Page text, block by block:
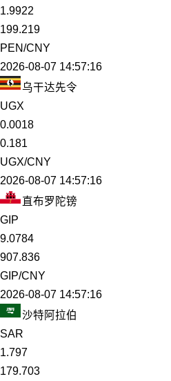
1.9922
199.219
PEN/CNY
2026-08-07 14:57:16
乌干达先令
UGX
0.0018
0.181
UGX/CNY
2026-08-07 14:57:16
直布罗陀镑
GIP
9.0784
907.836
GIP/CNY
2026-08-07 14:57:16
沙特阿拉伯
SAR
1.797
179.703